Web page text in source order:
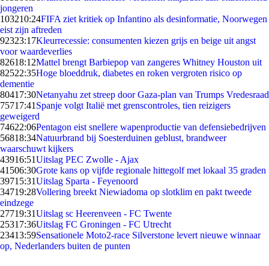
jongeren
103210:24FIFA ziet kritiek op Infantino als desinformatie, Noorwegen
eist zijn aftreden
92323:17Kleurrecessie: consumenten kiezen grijs en beige uit angst
voor waardeverlies
82618:12Mattel brengt Barbiepop van zangeres Whitney Houston uit
82522:35Hoge bloeddruk, diabetes en roken vergroten risico op
dementie
80417:30Netanyahu zet streep door Gaza-plan van Trumps Vredesraad
75717:41 Spanje volgt Italië met grenscontroles, tien reizigers
geweigerd
74622:06Pentagon eist snellere wapenproductie van defensiebedrijven
56818:34Natuurbrand bij Soesterduinen geblust, brandweer
waarschuwt kijkers
43916:51Uitslag PEC Zwolle - Ajax
41506:30Grote kans op vijfde regionale hittegolf met lokaal 35 graden
39715:31Uitslag Sparta - Feyenoord
34719:28Vollering breekt Niewiadoma op slotklim en pakt tweede
eindzege
27719:31Uitslag sc Heerenveen - FC Twente
25317:36Uitslag FC Groningen - FC Utrecht
23413:59Sensationele Moto2-race Silverstone levert nieuwe winnaar
op, Nederlanders buiten de punten